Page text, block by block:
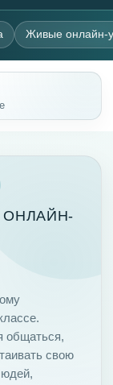
Живые онлайн-
ОНЛАЙН-
общаться,
свою